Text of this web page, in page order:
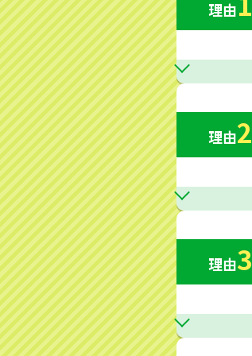
理由
理由2
理由3